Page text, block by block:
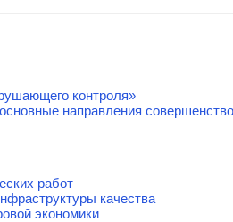
контроля»
направления
работ
качества
экономики